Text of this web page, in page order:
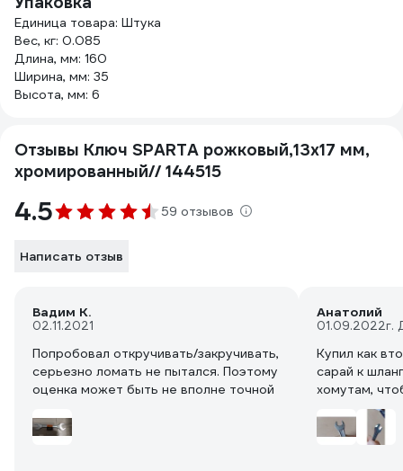
Единица товара: Штука
Вес, кг: 0.085
Длина, мм: 160
Ширина, мм: 35
Высота, мм: 6
Отзывы Ключ SPARTA рожковый,13x17 мм,
хромированный// 144515
4.5 59 отзывов
Написать отзыв
Вадим К.
02.11.2021
Попробовал откручивать/закручивать,
серьезно ломать не пытался. Поэтому
оценка может быть не вполне точной
Анатолий
01.09.2022г.
Купил как
сарай к
хомутам,